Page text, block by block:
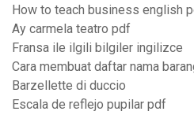
How to teach business english
Ay carmela teatro pdf
Fransa ile ilgili bilgiler ingilizce
Cara membuat daftar nama
Barzellette di duccio
Escala de reflejo pupilar pdf